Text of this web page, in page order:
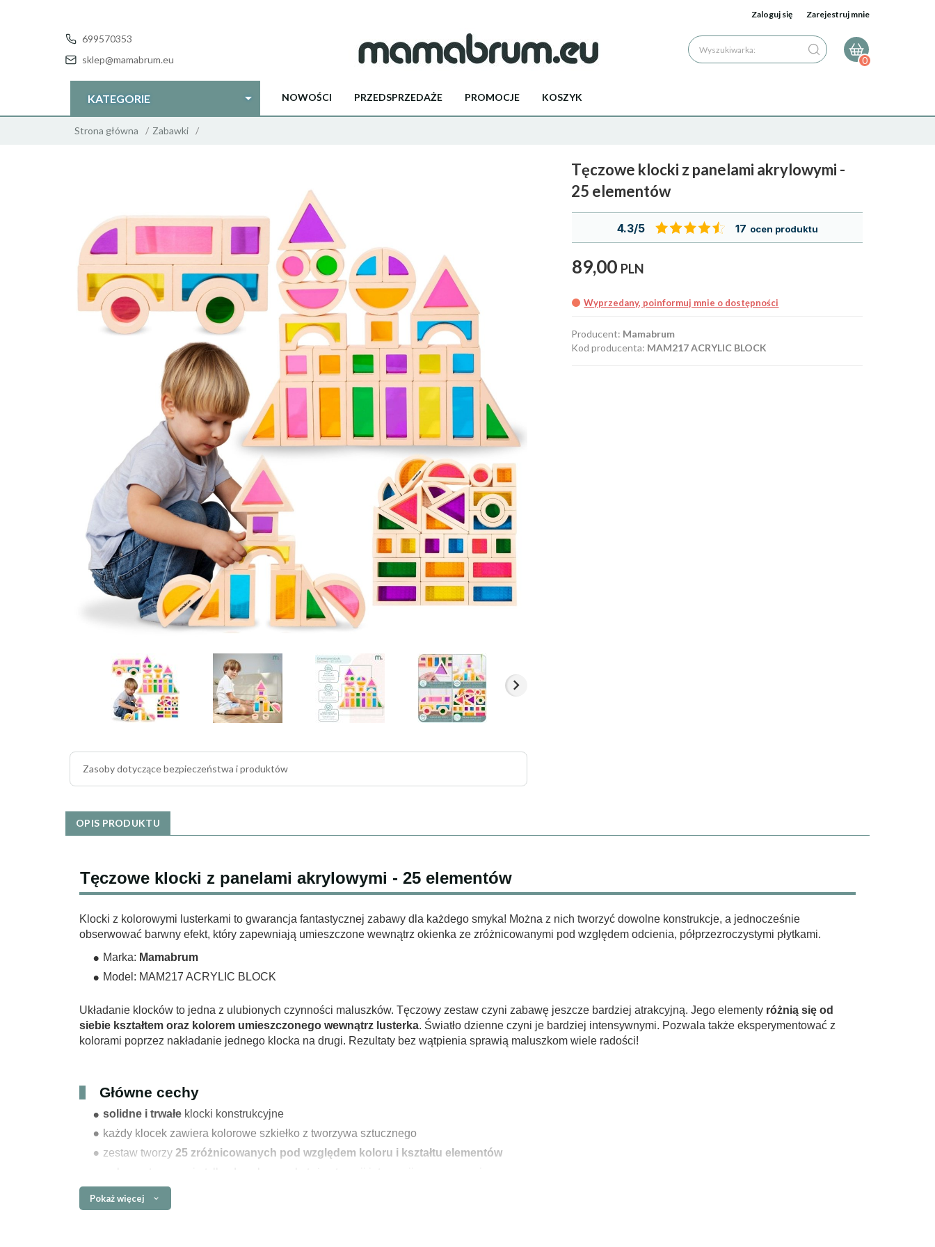
Zaloguj się Zarejestruj mnie
699570353
sklep@mamabrum.eu
Wyszukiwarka:
0
KATEGORIE NOWOŚCI PRZEDSPRZEDAŻE PROMOCJE KOSZYK
Strona główna Zabawki
Zasoby dotyczące bezpieczeństwa i produktów
Tęczowe klocki z panelami akrylowymi -
25 elementów
4.3/5 17 ocen produktu
89,00 PLN
Wyprzedany, poinformuj mnie o dostępności
Kod producenta: MAM217 ACRYLIC BLOCK
Producent: Mamabrum
OPIS PRODUKTU
Tęczowe klocki z panelami akrylowymi - 25 elementów
Klocki z kolorowymi lusterkami to gwarancja fantastycznej zabawy dla każdego smyka! Można z nich tworzyć dowolne konstrukcje, a jednocześnie
obserwować barwny efekt, który zapewniają umieszczone wewnątrz okienka ze zróżnicowanymi pod względem odcienia, półprzezroczystymi płytkami.
Marka: Mamabrum
Model: MAM217 ACRYLIC BLOCK
Układanie klocków to jedna z ulubionych czynności maluszków. Tęczowy zestaw czyni zabawę jeszcze bardziej atrakcyjną. Jego elementy różnią się od
siebie kształtem oraz kolorem umieszczonego wewnątrz lusterka. Światło dzienne czyni je bardziej intensywnymi. Pozwala także eksperymentować z
kolorami poprzez nakładanie jednego klocka na drugi. Rezultaty bez wątpienia sprawią maluszkom wiele radości!
Główne cechy
solidne i trwałe klocki konstrukcyjne
każdy klocek zawiera kolorowe szkiełko z tworzywa sztucznego
zestaw tworzy 25 zróżnicowanych pod względem koloru i kształtu elementów
staranne wykończenie, z troską o każdy szczegół
minimalistyczny design
Pokaż więcej